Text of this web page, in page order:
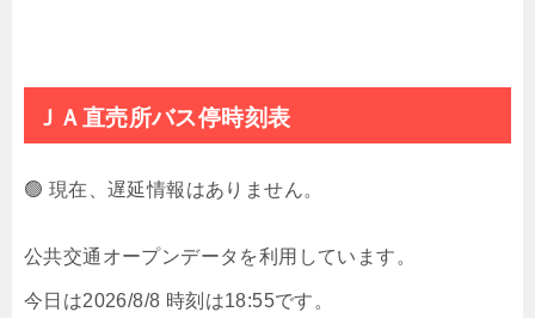
ＪＡ直売所バス停時刻表
🟢 現在、遅延情報はありません。
公共交通オープンデータを利用しています。
今日は2026/8/8 時刻は18:55です。